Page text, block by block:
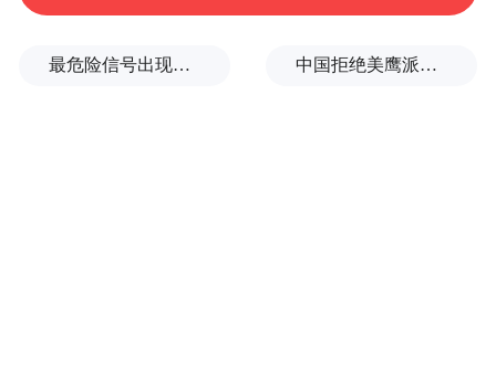
最危险信号出现！全球能源大动脉岌岌可危 中国拒绝美鹰派副防长访华？弦外之音被热议